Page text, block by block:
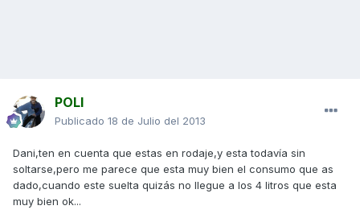
POLI
Publicado 18 de Julio del 2013
Dani,ten en cuenta que estas en rodaje,y esta todavía sin
soltarse,pero me parece que esta muy bien el consumo que as
dado,cuando este suelta quizás no llegue a los 4 litros que esta
muy bien ok...